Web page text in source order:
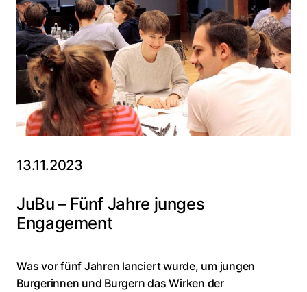
13.11.2023
JuBu – Fünf Jahre junges
Engagement
Was vor fünf Jahren lanciert wurde, um jungen
Burgerinnen und Burgern das Wirken der